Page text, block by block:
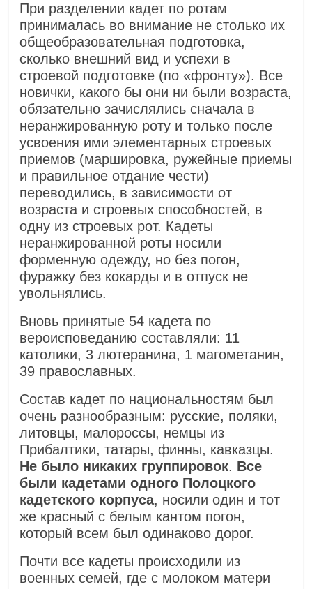
При разделении кадет по ротам
принималась во внимание не столько их
общеобразовательная подготовка,
сколько внешний вид и успехи в
строевой подготовке (по «фронту»). Все
новички, какого бы они ни были возраста,
обязательно зачислялись сначала в
неранжированную роту и только после
усвоения ими элементарных строевых
приемов (маршировка, ружейные приемы
и правильное отдание чести)
переводились, в зависимости от
возраста и строевых способностей, в
одну из строевых рот. Кадеты
неранжированной роты носили
форменную одежду, но без погон,
фуражку без кокарды и в отпуск не
увольнялись.
Вновь принятые 54 кадета по
вероисповеданию составляли: 11
католики, 3 лютеранина, 1 магометанин,
39 православных.
Состав кадет по национальностям был
очень разнообразным: русские, поляки,
литовцы, малороссы, немцы из
Прибалтики, татары, финны, кавказцы.
Не было никаких группировок. Все
были кадетами одного Полоцкого
кадетского корпуса, носили один и тот
же красный с белым кантом погон,
который всем был одинаково дорог.
Почти все кадеты происходили из
военных семей, где с молоком матери